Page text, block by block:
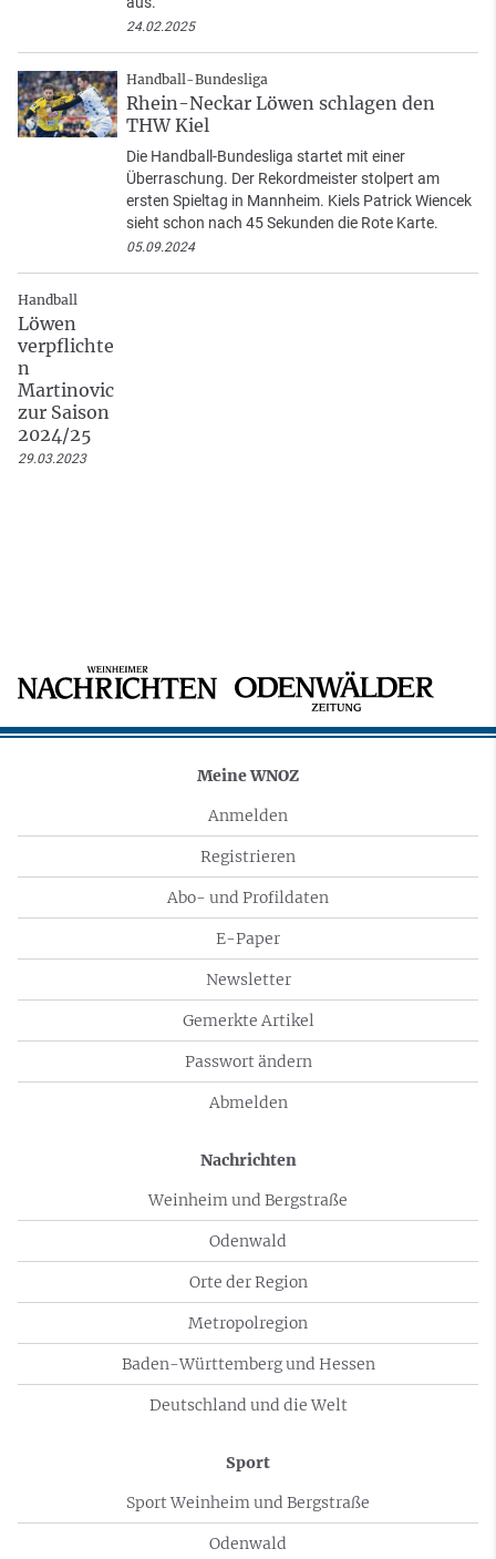
24.02.2025
Handball-Bundesliga
Rhein-Neckar Löwen schlagen den
THW Kiel
Die Handball-Bundesliga startet mit einer
Überraschung. Der Rekordmeister stolpert am
ersten Spieltag in Mannheim. Kiels Patrick Wiencek
sieht schon nach 45 Sekunden die Rote Karte.
05.09.2024
Handball
Löwen
verpflichte
n
Martinovic
zur Saison
2024/25
29.03.2023
Meine WNOZ
Anmelden
Registrieren
Abo- und Profildaten
E-Paper
Newsletter
Gemerkte Artikel
Passwort ändern
Abmelden
Nachrichten
Weinheim und Bergstraße
Odenwald
Orte der Region
Metropolregion
Baden-Württemberg und Hessen
Deutschland und die Welt
Sport
Sport Weinheim und Bergstraße
Odenwald